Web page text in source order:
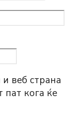
веб страна
пат кога ќе